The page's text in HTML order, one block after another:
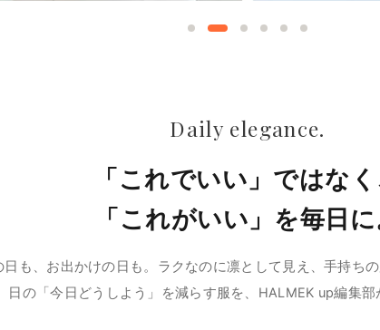
Daily elegance.
「これでいい」ではなく
「これがいい」を毎日に
日も、お出かけの日も。ラクなのに凛として見え、手持ち
日の「今日どうしよう」を減らす服を、HALMEK up編集部